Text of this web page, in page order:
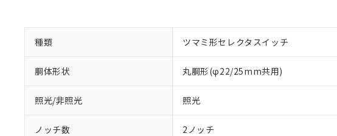
種類 ツマミ形セレクタスイッチ
胴体形状 丸胴形(φ22/25mm共用)
照光/非照光 照光
ノッチ数 2ノッチ